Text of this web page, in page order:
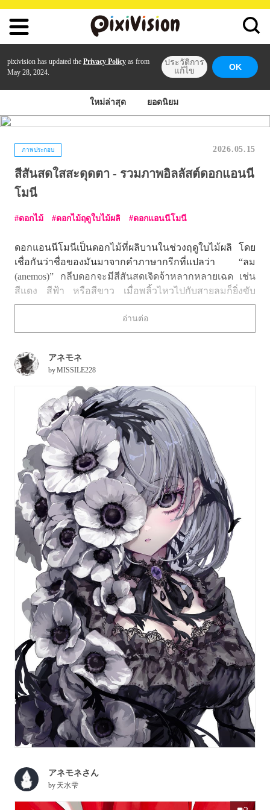
pixivision has updated the Privacy Policy as from
May 28, 2024.
ประวัติการ
แก้ไข
OK
ใหม่ล่าสุด ยอดนิยม
ภาพประกอบ 2026.05.15
สีสันสดใสสะดุดตา - รวมภาพอิลลัสต์ดอกแอนนี
โมนี
ดอกไม้ ดอกไม้ฤดูใบไม้ผลิ ดอกแอนนีโมนี
ดอกแอนนีโมนีเป็นดอกไม้ที่ผลิบานในช่วงฤดูใบไม้ผลิ โดย
เชื่อกันว่าชื่อของมันมาจากคำภาษากรีกที่แปลว่า “ลม
(anemos)” กลีบดอกจะมีสีสันสดเจิดจ้าหลากหลายเฉด เช่น
สีแดง สีฟ้า หรือสีขาว เมื่อพลิ้วไหวไปกับสายลมก็ยิ่งขับ
เสน่ห์อันน่ารักออกมาได้หลายเท่าตัว
ครั้งนี้ เราขอพาทุกคนไปชมภาพดอกแอนนีโมนีที่เต็มไป
อ่านต่อ
アネモネ
byMISSILE228
アネモネさん
by 天水雫